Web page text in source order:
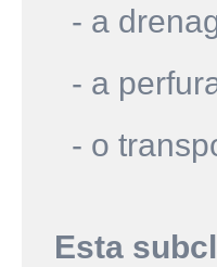
- a
- a
- o
Esta